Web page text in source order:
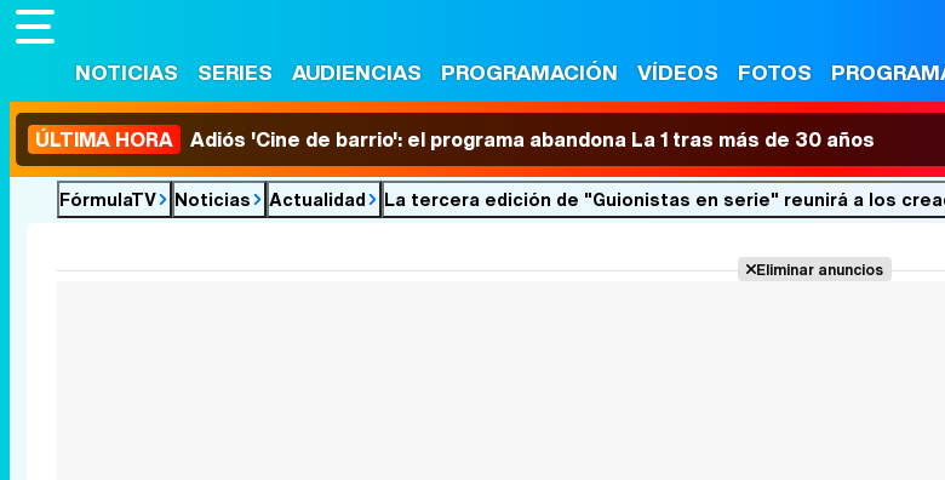
NOTICIAS SERIES AUDIENCIAS PROGRAMACIÓN VÍDEOS FOTOS
ÚLTIMA HORA Adiós 'Cine de barrio': el programa abandona La 1 tras más de 30 años
FórmulaTV Noticias Actualidad La tercera edición de "Guionistas en serie" reunirá a los
Eliminar anuncios